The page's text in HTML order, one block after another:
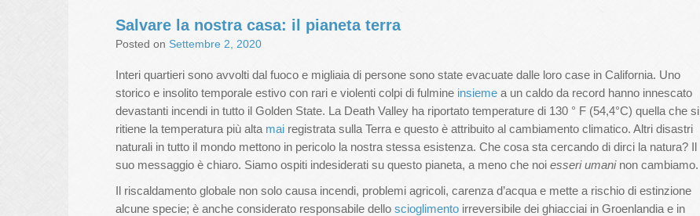
Salvare la nostra casa: il pianeta terra
Posted on Settembre 2, 2020
Interi quartieri sono avvolti dal fuoco e migliaia di persone sono state evacuate dalle loro case in California. Uno
storico e insolito temporale estivo con rari e violenti colpi di fulmine insieme a un caldo da record hanno innescato
devastanti incendi in tutto il Golden State. La Death Valley ha riportato temperature di 130 ° F (54,4°C) quella che si
ritiene la temperatura più alta mai registrata sulla Terra e questo è attribuito al cambiamento climatico. Altri disastri
naturali in tutto il mondo mettono in pericolo la nostra stessa esistenza. Che cosa sta cercando di dirci la natura? Il
suo messaggio è chiaro. Siamo ospiti indesiderati su questo pianeta, a meno che noi esseri umaninon cambiamo.
Il riscaldamento globale non solo causa incendi, problemi agricoli, carenza d’acqua e mette a rischio di estinzione
alcune specie; è anche considerato responsabile dello scioglimento irreversibile dei ghiacciai in Groenlandia e in